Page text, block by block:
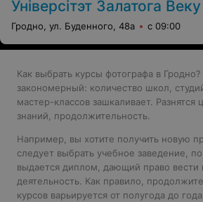
Універсітэт Залатога Веку
Гродно, ул. Буденного, 48а с 09:00
Как выбрать курсы фотографа в
закономерный: количество школ,
мастер-классов зашкаливает. Разнятся
знаний, продолжительность.
Например, вы хотите получить новую
следует выбрать учебное заведение,
выдается диплом, дающий право вести
деятельность. Как правило,
курсов варьируется от полугода до